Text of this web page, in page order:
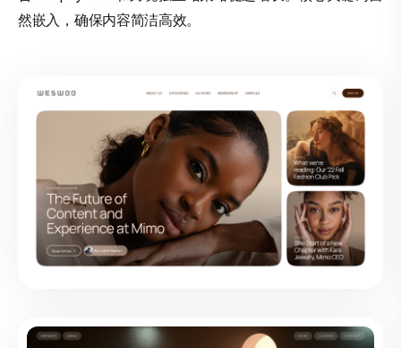
然嵌入，确保内容简洁高效。